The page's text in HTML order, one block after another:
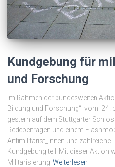
Kundgebung für
und Forschung
Im Rahmen der bundesweiten
Bildung und Forschung“ vom 24.
gestern auf dem Stuttgarter
Redebeiträgen und einem
Antimilitarist_innen und zahlreiche
Kundgebung teil. Mit dieser Aktion
Militarisierung Weiterlesen